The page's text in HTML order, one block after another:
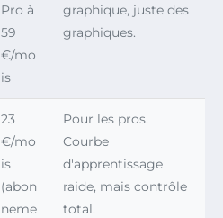
Pro à
59
€/mo
is
graphique, juste des
graphiques.
23
€/mo
is
(abon
neme
Pour les pros.
Courbe
d'apprentissage
raide, mais contrôle
total.